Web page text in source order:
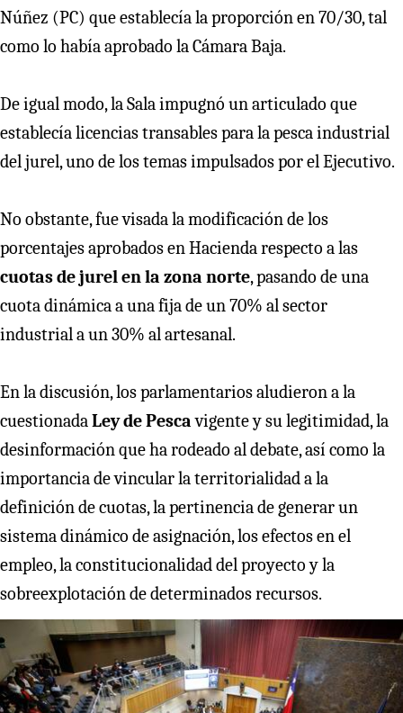
Núñez (PC) que establecía la proporción en 70/30, tal
como lo había aprobado la Cámara Baja.
De igual modo, la Sala impugnó un articulado que
establecía licencias transables para la pesca industrial
del jurel, uno de los temas impulsados por el Ejecutivo.
No obstante, fue visada la modificación de los
porcentajes aprobados en Hacienda respecto a las
cuotas de jurel en la zona norte, pasando de una
cuota dinámica a una fija de un 70% al sector
industrial a un 30% al artesanal.
En la discusión, los parlamentarios aludieron a la
cuestionadaLey de Pescavigente y su legitimidad, la
desinformación que ha rodeado al debate, así como la
importancia de vincular la territorialidad a la
definición de cuotas, la pertinencia de generar un
sistema dinámico de asignación, los efectos en el
empleo, la constitucionalidad del proyecto y la
sobreexplotación de determinados recursos.